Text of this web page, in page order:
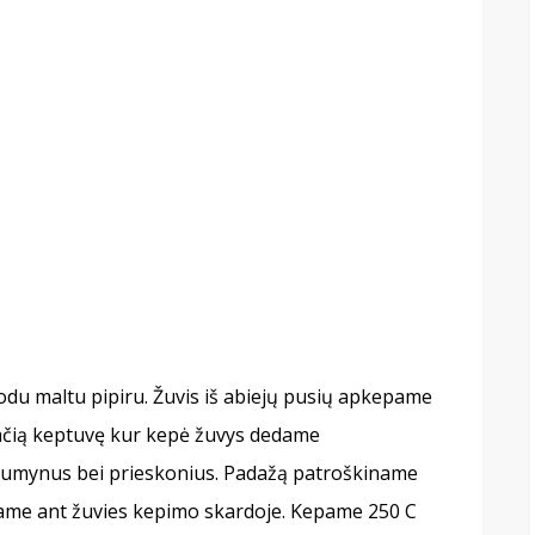
maltu pipiru. Žuvis iš abiejų pusių apkepame
keptuvę kur kepė žuvys dedame
bei prieskonius. Padažą patroškiname
ant žuvies kepimo skardoje. Kepame 250 C